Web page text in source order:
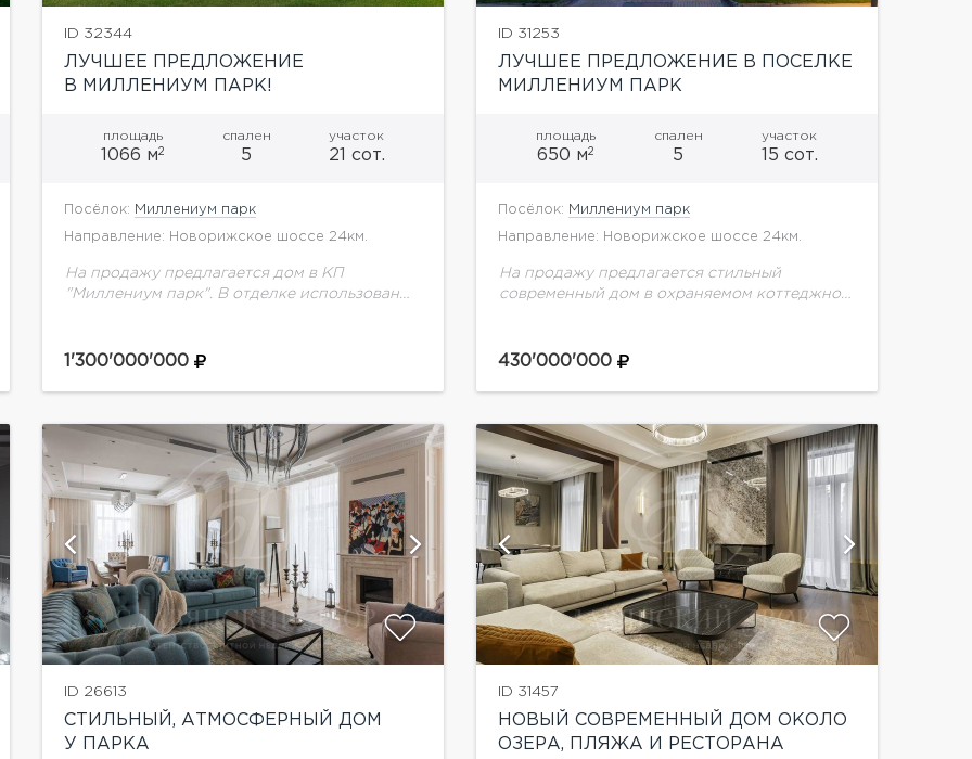
ID 32344
ЛУЧШЕЕ ПРЕДЛОЖЕНИЕ
В МИЛЛЕНИУМ ПАРК!
площадь
1066 м2
спален
5
участок
21 сот.
Посёлок: Миллениум парк
Направление: Новорижское шоссе 24км.
На продажу предлагается дом в КП
"Миллениум парк". В отделке использованы
Alutech. Сантехника премиальных
1'300'000'000
ID 31253
ЛУЧШЕЕ ПРЕДЛОЖЕНИЕ В ПОСЕЛКЕ
МИЛЛЕНИУМ ПАРК
площадь
650 м2
спален
5
участок
15 сот.
Посёлок: Миллениум парк
Направление: Новорижское шоссе 24км.
На продажу предлагается стильный
современный дом в охраняемом коттеджном
ремонт.Планировка дома:1 этаж: 3 гардероба,
430'000'000
ID 26613
СТИЛЬНЫЙ, АТМОСФЕРНЫЙ ДОМ
У ПАРКА
показать ещё 24 фотографии
ID 31457
НОВЫЙ СОВРЕМЕННЫЙ ДОМ ОКОЛО
ОЗЕРА, ПЛЯЖА И РЕСТОРАНА